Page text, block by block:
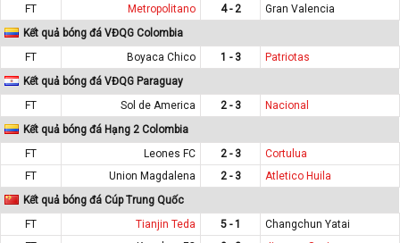
FT
Metropolitano 4 - 2
Gran Valencia
Kết quả bóng đá VĐQG Colombia
FT
Boyaca Chico 1 - 3
Patriotas
Kết quả bóng đá VĐQG Paraguay
FT
Sol de America 2 - 3
Nacional
Kết quả bóng đá Hạng 2 Colombia
FT
Leones FC 2 - 3
Cortulua
FT
Union Magdalena 2 - 3
Atletico Huila
Kết quả bóng đá Cúp Trung Quốc
FT
Tianjin Teda 5 - 1
Changchun Yatai